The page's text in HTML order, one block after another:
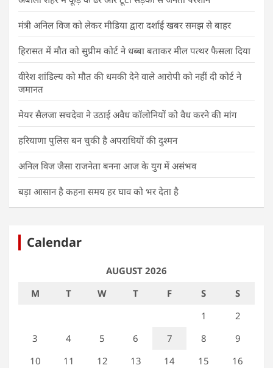
मंत्री अनिल विज को लेकर मीडिया द्वारा दर्शाई खबर समझ से बाहर
हिरासत में मौत को सुप्रीम कोर्ट ने धब्बा बताकर मील पत्थर फैसला दिया
वीरेश शांडिल्य को मौत की धमकी देने वाले आरोपी को नहीं दी कोर्ट ने
जमानत
मेयर सैलजा सचदेवा ने उठाई अवैध कॉलोनियों को वैध करने की मांग
हरियाणा पुलिस बन चुकी है अपराधियों की दुश्मन
अनिल विज जैसा राजनेता बनना आज के युग में असंभव
बड़ा आसान है कहना समय हर घाव को भर देता है
Calendar
AUGUST 2026
M
T W T F S
S
1
2
3
4 5 6 7 8
9
10
11 12 13 14 15
16